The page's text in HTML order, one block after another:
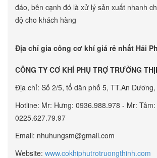
đáo, bên cạnh đó là xử lý sản xuất nhanh
độ cho khách hàng
Địa chỉ gia công cơ khí giá rẻ nhất Hải
CÔNG TY CƠ KHÍ PHỤ TRỢ TRƯỜNG
Địa chỉ: Số 2/5, tổ dân phố 5, TT.An Dương,
Hotline: Mr: Hưng: 0936.988.978 - Mr:
0225.627.79.97
Email: nhuhungsm@gmail.com
Website: www.cokhiphutrotruongthinh.com